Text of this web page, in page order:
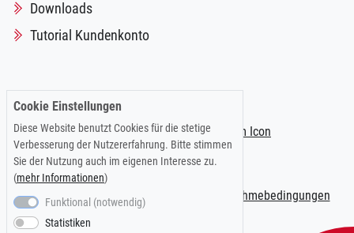
Downloads
Tutorial Kundenkonto
Impressum |Datenschutzerklärung Teilnahmebedingungen
Cookie Einstellungen
Diese Website benutzt Cookies für die stetige
Verbesserung der Nutzererfahrung. Bitte stimmen
Sie der Nutzung auch im eigenen Interesse zu.
(mehr Informationen)
Funktional (notwendig)
Statistiken